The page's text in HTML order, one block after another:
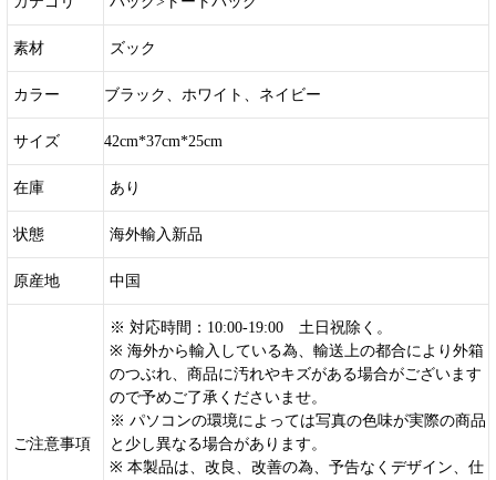
素材 ズック
カラー ブラック、ホワイト、ネイビー
サイズ 42cm*37cm*25cm
在庫 あり
状態 海外輸入新品
原産地 中国
ご注意事項
※ 対応時間：10:00-19:00 土日祝除く。
※ 海外から輸入している為、輸送上の都合により外箱
のつぶれ、商品に汚れやキズがある場合がございます
ので予めご了承くださいませ。
※ パソコンの環境によっては写真の色味が実際の商品
と少し異なる場合があります。
※ 本製品は、改良、改善の為、予告なくデザイン、仕